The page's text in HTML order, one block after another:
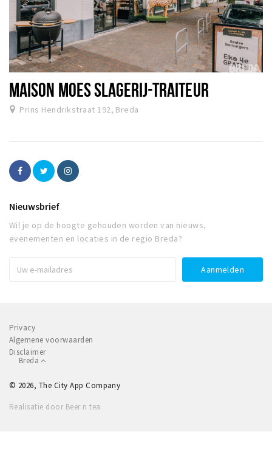
MAISON MOES SLAGERIJ-TRAITEUR
Prins Hendrikstraat 192, Breda
Nieuwsbrief
Wil je op de hoogte gehouden worden van nieuws,
evenementen en locaties in de regio Breda?
Privacy
Algemene voorwaarden
Disclaimer
Breda
© 2026, The City App Company
Realisatie door Beer n tea